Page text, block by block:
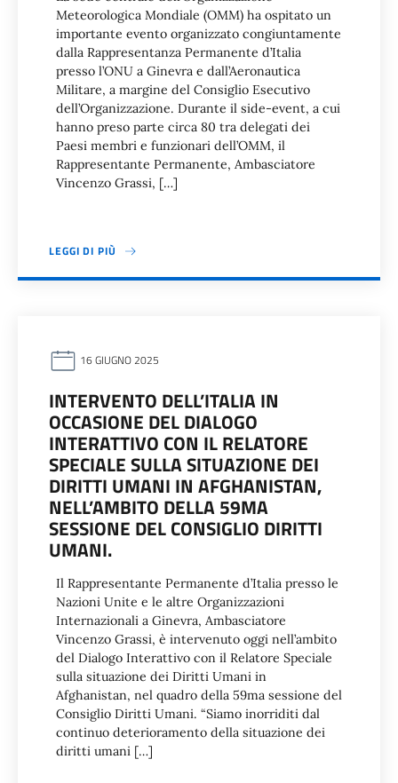
Meteorologica Mondiale (OMM) ha ospitato un
importante evento organizzato congiuntamente
dalla Rappresentanza Permanente d’Italia
presso l’ONU a Ginevra e dall’Aeronautica
Militare, a margine del Consiglio Esecutivo
dell’Organizzazione. Durante il side-event, a cui
hanno preso parte circa 80 tra delegati dei
Paesi membri e funzionari dell’OMM, il
Rappresentante Permanente, Ambasciatore
Vincenzo Grassi, […]
LEGGI DI PIÙ
16 GIUGNO 2025
INTERVENTO DELL’ITALIA IN
OCCASIONE DEL DIALOGO
INTERATTIVO CON IL RELATORE
SPECIALE SULLA SITUAZIONE DEI
DIRITTI UMANI IN AFGHANISTAN,
NELL’AMBITO DELLA 59MA
SESSIONE DEL CONSIGLIO DIRITTI
UMANI.
Il Rappresentante Permanente d’Italia presso le
Nazioni Unite e le altre Organizzazioni
Internazionali a Ginevra, Ambasciatore
Vincenzo Grassi, è intervenuto oggi nell’ambito
del Dialogo Interattivo con il Relatore Speciale
sulla situazione dei Diritti Umani in
Afghanistan, nel quadro della 59ma sessione del
Consiglio Diritti Umani. “Siamo inorriditi dal
continuo deterioramento della situazione dei
diritti umani […]